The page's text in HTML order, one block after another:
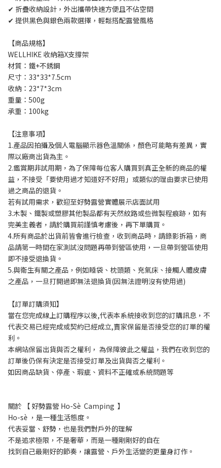
✔ 折疊收納設計，外出攜帶快速方便且不佔空間
✔ 提供黑色與銀色兩款選擇，輕鬆搭配露營風格
【商品規格】
WELLHIKE 收納箱X支撐架
材質：鐵+不銹鋼
尺寸：33*33*7.5cm
收納：23*7*3cm
重量：500g
承重：100kg
【注意事項】
1.產品因拍攝及個人電腦顯示器色溫關係，顏色可能略有差異，實
際以廠商出貨為主。
2.鑑賞期非試用期，為了保障每位客人購買到真正全新的商品的權
益，不接受「要使用過才知道好不好用」或類似的理由要求已使用
過之商品的退貨。
若有試用需求，歡迎至好勢露營實體展示店面試用
3.木製、鐵製或塑膠其他製品都有天然紋路或些微製程痕跡，如有
完美主義者，請於購買前謹慎考慮後，再下單購買。
4.所有商品於出貨前皆會進行檢查，收到商品時，請錄影拆箱，商
品請第一時間在家測試沒問題再帶到營區使用，一旦帶到營區使用
即不接受退換貨。
5.與衛生有關之產品，例如睡袋、枕頭類、充氣床、接觸人體皮膚
之產品，一旦打開過即無法退換貨(因無法證明沒有使用過)
【訂單訂購須知】
當在您完成線上訂購程序以後,代表本系統接收到您的訂購訊息，不
代表交易已經完成或契約已經成立,賣家保留是否接受您的訂單的權
利。
本網站保留出貨與否之權利， 為保障彼此之權益，我們在收到您的
訂單後仍保有決定是否接受訂單及出貨與否之權利。
如因商品缺貨、停產、瑕疵、資料不正確或系統問題等
關於 【 好勢露營 Ho-Sè  Camping  】
Ho-sè ，是一種生活態度。
代表妥當、舒勢，也是我們對戶外的理解
不是追求極限，不是奢華，而是一種剛剛好的自在
找到自己最剛好的節奏，讓露營、戶外生活變的更量身訂作。